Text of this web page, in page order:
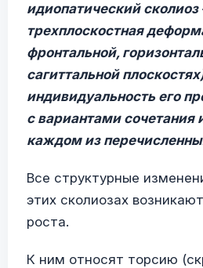
идиопатический
трехплоскостная
фронтальной,
сагиттальной
индивидуальность его
с вариантами сочетания
каждом из
Все структурные
этих сколиозах
роста.
К ним относят торсию